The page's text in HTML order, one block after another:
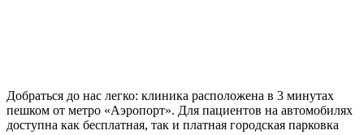
Добраться до нас легко: клиника расположена в 3 минутах
пешком от метро «Аэропорт». Для пациентов на автомобилях
доступна как бесплатная, так и платная городская парковка